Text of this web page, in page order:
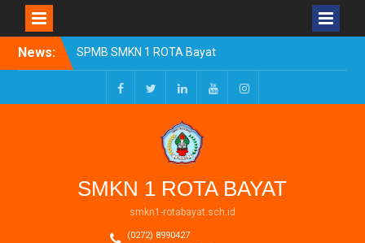
News:
SPMB SMKN 1 ROTA Bayat
Tahun Ajaran 2026/2027
Resmi Dibuka
Pengumuman Kelulusan
Tahun Ajaran 2025-2026
Realisasi Dana BOSP
Reguler Tahap 1 Tahun
FacebookTwitterLinkedInYoutubeInstagram
SMKN 1 ROTA BAYAT
smkn1-rotabayat.sch.id
(0272) 8990427